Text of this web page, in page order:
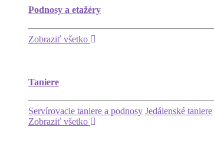
Podnosy a etažéry
Zobraziť všetko
Taniere
Servírovacie taniere a podnosy Jedálenské taniere
Zobraziť všetko